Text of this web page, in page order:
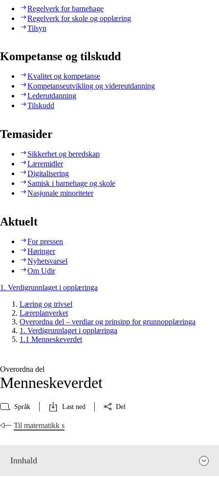
Regelverk for barnehage
Regelverk for skole og opplæring
Tilsyn
Kompetanse og tilskudd
Kvalitet og kompetanse
Kompetanseutvikling og videreutdanning
Lederutdanning
Tilskudd
Temasider
Sikkerhet og beredskap
Læremidler
Digitalisering
Samisk i barnehage og skole
Nasjonale minoriteter
Aktuelt
For pressen
Høringer
Nyhetsvarsel
Om Udir
1. Verdigrunnlaget i opplæringa
Læring og trivsel
Læreplanverket
Overordna del – verdiar og prinsipp for grunnopplæringa
1. Verdigrunnlaget i opplæringa
1.1 Menneskeverdet
Overordna del
Menneskeverdet
Språk Last ned Del
Til matematikk s
Innhald